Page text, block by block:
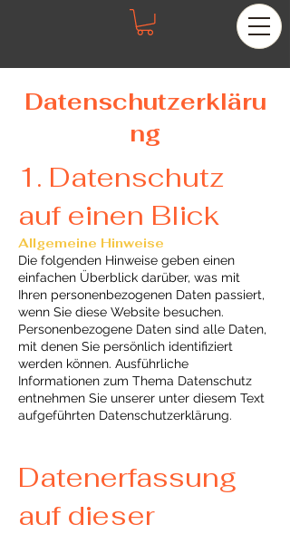
Datenschutzerkläru
ng
1. Datenschutz
auf einen Blick
Allgemeine Hinweise
Die folgenden Hinweise geben einen
einfachen Überblick darüber, was mit
Ihren personenbezogenen Daten passiert,
wenn Sie diese Website besuchen.
Personenbezogene Daten sind alle Daten,
mit denen Sie persönlich identifiziert
werden können. Ausführliche
Informationen zum Thema Datenschutz
entnehmen Sie unserer unter diesem Text
aufgeführten Datenschutzerklärung.
Datenerfassung
auf dieser